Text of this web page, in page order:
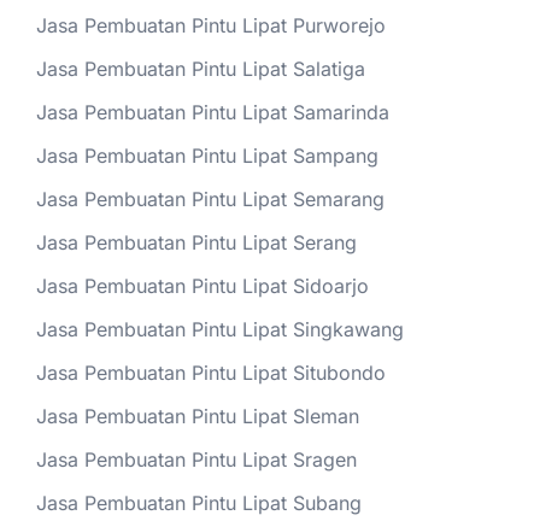
Jasa Pembuatan Pintu Lipat Purworejo
Jasa Pembuatan Pintu Lipat Salatiga
Jasa Pembuatan Pintu Lipat Samarinda
Jasa Pembuatan Pintu Lipat Sampang
Jasa Pembuatan Pintu Lipat Semarang
Jasa Pembuatan Pintu Lipat Serang
Jasa Pembuatan Pintu Lipat Sidoarjo
Jasa Pembuatan Pintu Lipat Singkawang
Jasa Pembuatan Pintu Lipat Situbondo
Jasa Pembuatan Pintu Lipat Sleman
Jasa Pembuatan Pintu Lipat Sragen
Jasa Pembuatan Pintu Lipat Subang